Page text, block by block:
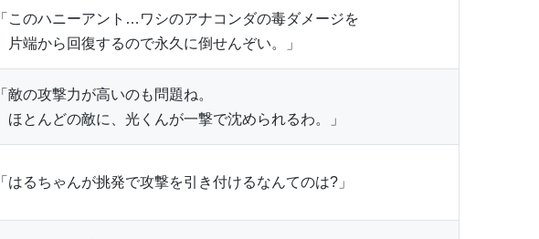
「このハニーアント…ワシのアナコンダの毒ダメージを
片端から回復するので永久に倒せんぞい。」
「敵の攻撃力が高いのも問題ね。
ほとんどの敵に、光くんが一撃で沈められるわ。」
「はるちゃんが挑発で攻撃を引き付けるなんてのは?」